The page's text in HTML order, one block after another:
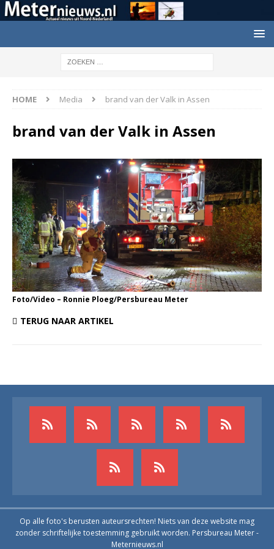
HOME Media brand van der Valk in Assen
brand van der Valk in Assen
Foto/Video – Ronnie Ploeg/Persbureau Meter
TERUG NAAR ARTIKEL
Op alle foto's berusten auteursrechten! Niets van deze website mag
zonder schriftelijke toestemming gebruikt worden. Persbureau Meter -
Meternieuws.nl